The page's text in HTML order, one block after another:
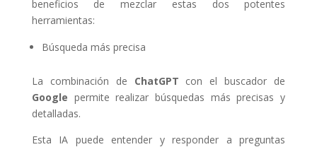
beneficios de mezclar estas dos potentes
herramientas:
Búsqueda más precisa
La combinación de ChatGPT con el buscador de
Google permite realizar búsquedas más precisas y
detalladas.
Esta IA puede entender y responder a preguntas